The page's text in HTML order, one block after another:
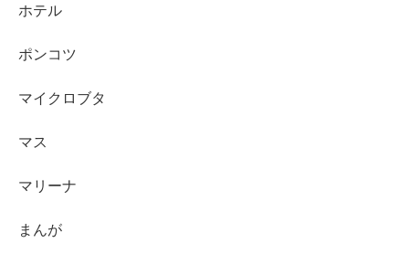
ホテル
ポンコツ
マイクロブタ
マス
マリーナ
まんが